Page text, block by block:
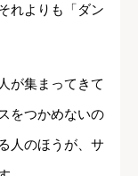
れよりも「ダン
が集まってきて
をつかめないの
人のほうが、サ